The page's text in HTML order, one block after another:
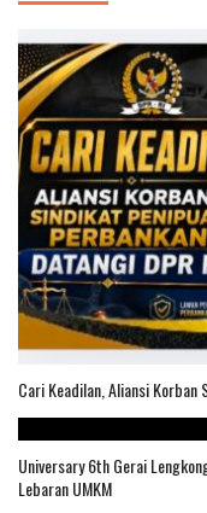
Cari Keadilan, Aliansi Korban
Universary 6th Gerai
Lebaran UMKM